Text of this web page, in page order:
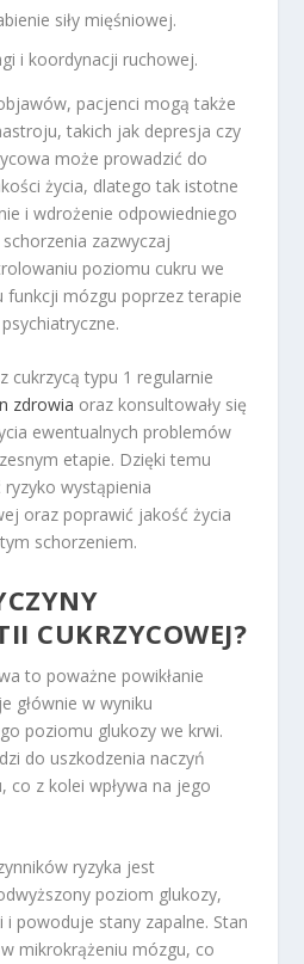
siły mięśniowej.
i koordynacji ruchowej.
pacjenci mogą także
takich jak depresja czy
może prowadzić do
życia, dlatego tak istotne
i wdrożenie odpowiedniego
zazwyczaj
poziomu cukru we
funkcji mózgu poprzez terapie
cukrzycą typu 1 regularnie
zdrowia oraz konsultowały się
ewentualnych problemów
etapie. Dzięki temu
wystąpienia
oraz poprawić jakość życia
schorzeniem.
CUKRZYCOWEJ?
to poważne powikłanie
głównie w wyniku
poziomu glukozy we krwi.
do uszkodzenia naczyń
co z kolei wpływa na jego
ryzyka jest
poziom glukozy,
powoduje stany zapalne. Stan
mikrokrążeniu mózgu, co